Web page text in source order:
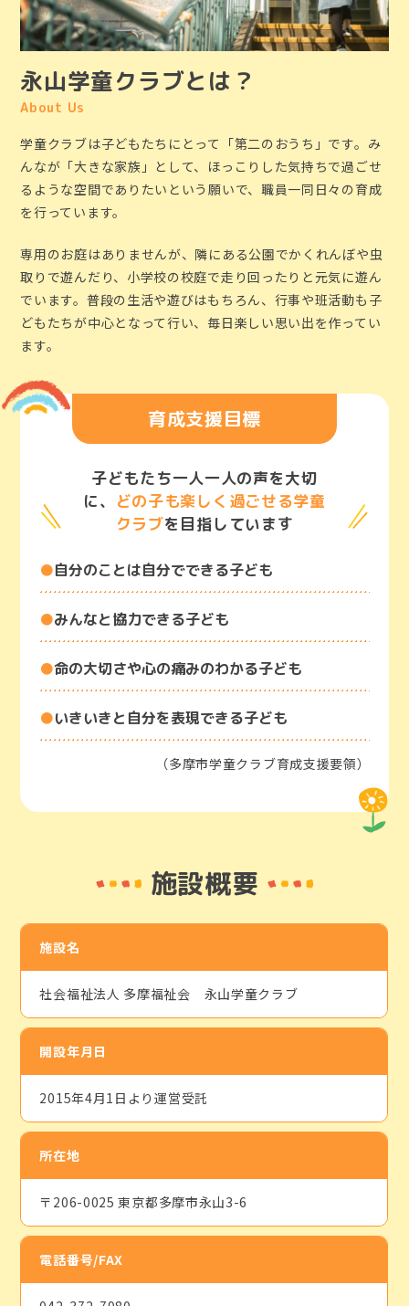
永山学童クラブとは？
About Us
学童クラブは子どもたちにとって「第二のおうち」です。み
んなが「大きな家族」として、ほっこりした気持ちで過ごせ
るような空間でありたいという願いで、職員一同日々の育成
を行っています。
専用のお庭はありませんが、隣にある公園でかくれんぼや虫
取りで遊んだり、小学校の校庭で走り回ったりと元気に遊ん
でいます。普段の生活や遊びはもちろん、行事や班活動も子
どもたちが中心となって行い、毎日楽しい思い出を作ってい
ます。
育成支援目標
子どもたち一人一人の声を大切
に、
どの子も楽しく過ごせる学童
クラブを目指しています
自分のことは自分でできる子ども
みんなと協力できる子ども
命の大切さや心の痛みのわかる子ども
いきいきと自分を表現できる子ども
（多摩市学童クラブ育成支援要領）
施設概要
施設名
社会福祉法人 多摩福祉会 永山学童クラブ
開設年月日
2015年4月1日より運営受託
所在地
〒206-0025 東京都多摩市永山3-6
電話番号/FAX